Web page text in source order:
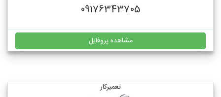
09176343705
مشاهده پروفایل
تعمیرکار